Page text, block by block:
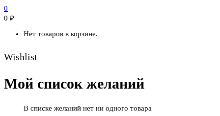
0
0 ₽
Нет товаров в корзине.
Wishlist
Мой список желаний
В списке желаний нет ни одного товара